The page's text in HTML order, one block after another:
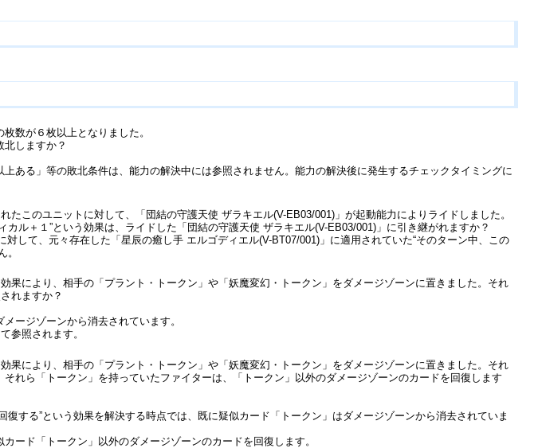
数が６枚以上となりました。
しますか？
ある」等の敗北条件は、能力の解決中には参照されません。能力の解決後に発生するチェックタイミングに
たこのユニットに対して、「団結の守護天使 ザラキエル(V-EB03/001)」が起動能力によりライドしました。
ル＋１”という効果は、ライドした「団結の守護天使 ザラキエル(V-EB03/001)」に引き継がれますか？
して、元々存在した「星辰の癒し手 エルゴディエル(V-BT07/001)」に適用されていた“そのターン中、この
。
果により、相手の「プラント・トークン」や「妖魔変幻・トークン」をダメージゾーンに置きました。それ
れますか？
ージゾーンから消去されています。
参照されます。
果により、相手の「プラント・トークン」や「妖魔変幻・トークン」をダメージゾーンに置きました。それ
れら「トークン」を持っていたファイターは、「トークン」以外のダメージゾーンのカードを回復します
する”という効果を解決する時点では、既に疑似カード「トークン」はダメージゾーンから消去されていま
ード「トークン」以外のダメージゾーンのカードを回復します。